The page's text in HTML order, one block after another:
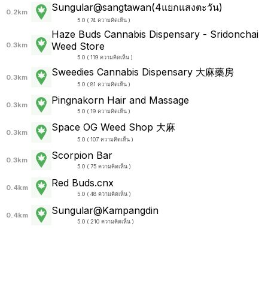
0.2km Sungular@sangtawan(4แยกแสงตะวัน)
5.0 ( 74 ความคิดเห็น )
0.3km
Haze Buds Cannabis Dispensary - Sridonchai
Weed Store
5.0 ( 119 ความคิดเห็น )
0.3km Sweedies Cannabis Dispensary 大麻藥房
5.0 ( 81 ความคิดเห็น )
0.3km Pingnakorn Hair and Massage
5.0 ( 19 ความคิดเห็น )
0.3km Space OG Weed Shop 大麻
5.0 ( 107 ความคิดเห็น )
0.3km Scorpion Bar
5.0 ( 75 ความคิดเห็น )
0.4km Red Buds.cnx
5.0 ( 48 ความคิดเห็น )
0.4km Sungular@Kampangdin
5.0 ( 210 ความคิดเห็น )